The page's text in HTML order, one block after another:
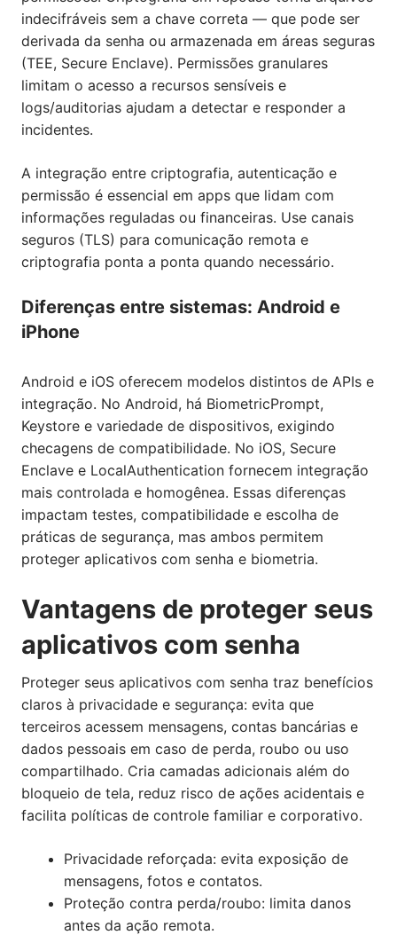
indecifráveis sem a chave correta — que pode ser
derivada da senha ou armazenada em áreas seguras
(TEE, Secure Enclave). Permissões granulares
limitam o acesso a recursos sensíveis e
logs/auditorias ajudam a detectar e responder a
incidentes.
A integração entre criptografia, autenticação e
permissão é essencial em apps que lidam com
informações reguladas ou financeiras. Use canais
seguros (TLS) para comunicação remota e
criptografia ponta a ponta quando necessário.
Diferenças entre sistemas: Android e
iPhone
Android e iOS oferecem modelos distintos de APIs e
integração. No Android, há BiometricPrompt,
Keystore e variedade de dispositivos, exigindo
checagens de compatibilidade. No iOS, Secure
Enclave e LocalAuthentication fornecem integração
mais controlada e homogênea. Essas diferenças
impactam testes, compatibilidade e escolha de
práticas de segurança, mas ambos permitem
proteger aplicativos com senha e biometria.
Vantagens de proteger seus
aplicativos com senha
Proteger seus aplicativos com senha traz benefícios
claros à privacidade e segurança: evita que
terceiros acessem mensagens, contas bancárias e
dados pessoais em caso de perda, roubo ou uso
compartilhado. Cria camadas adicionais além do
bloqueio de tela, reduz risco de ações acidentais e
facilita políticas de controle familiar e corporativo.
Privacidade reforçada: evita exposição de
mensagens, fotos e contatos.
Proteção contra perda/roubo: limita danos
antes da ação remota.